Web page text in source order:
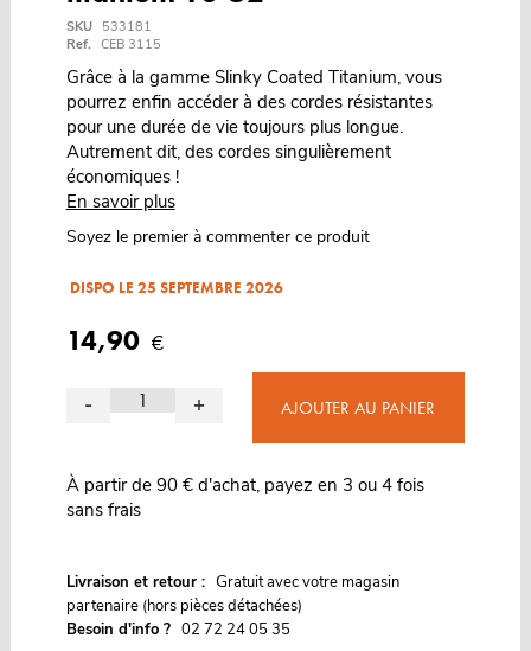
SKU
533181
Ref. CEB 3115
Grâce à la gamme Slinky Coated Titanium, vous
pourrez enfin accéder à des cordes résistantes
pour une durée de vie toujours plus longue.
Autrement dit, des cordes singulièrement
économiques !
En savoir plus
Soyez le premier à commenter ce produit
DISPO LE 25 SEPTEMBRE 2026
14,90 €
- + AJOUTER AU PANIER
À partir de 90 € d'achat, payez en 3 ou 4 fois
sans frais
Livraison et retour : Gratuit avec votre magasin
partenaire (hors pièces détachées)
Besoin d'info ? 02 72 24 05 35